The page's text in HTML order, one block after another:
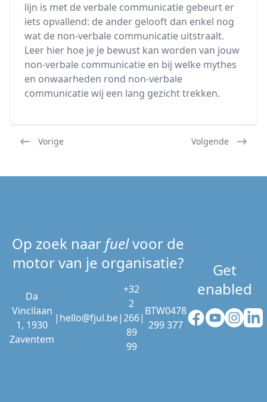
lijn is met de verbale communicatie gebeurt er
iets opvallend: de ander gelooft dan enkel nog
wat de non-verbale communicatie uitstraalt.
Leer hier hoe je je bewust kan worden van jouw
non-verbale communicatie en bij welke mythes
en onwaarheden rond non-verbale
communicatie wij een lang gezicht trekken.
Vorige Volgende
Op zoek naar fuelvoor de
motor van je organisatie?
Da
Vincilaan
1, 1930
Zaventem
| hello@fjul.be|
+32
2
266
89
99
|
BTW0478
299 377
Get
enabled
Facebook
YouTube